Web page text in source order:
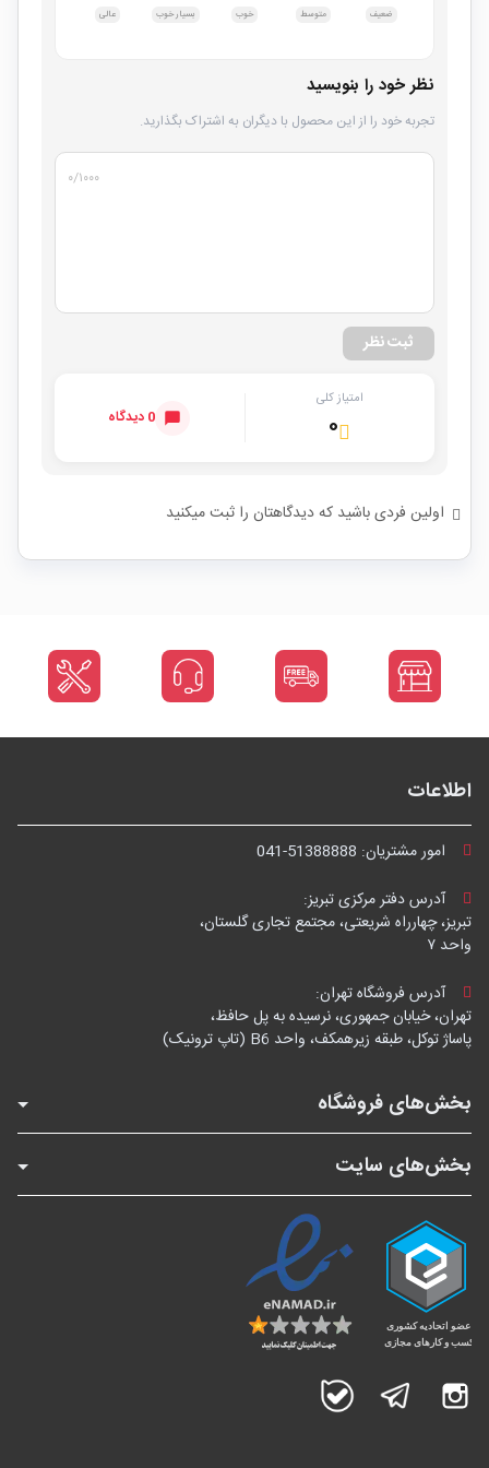
ضعیف متوسط خوب بسیار خوب عالی
نظر خود را بنویسید
تجربه خود را از این محصول با دیگران به اشتراک بگذارید.
۰/۱۰۰۰
ثبت نظر
امتیاز کلی
۰ 0 دیدگاه
اولین فردی باشید که دیدگاهتان را ثبت میکنید
اطلاعات
امور مشتریان: 041-51388888
آدرس دفتر مرکزی تبریز:
تبریز، چهارراه شریعتی، مجتمع تجاری گلستان،
واحد ۷
آدرس فروشگاه تهران:
تهران، خیابان جمهوری، نرسیده به پل حافظ،
پاساژ توکل، طبقه زیرهمکف، واحد B6 (تاپ ترونیک)
بخش‌های فروشگاه
بخش‌های سایت
اینستاگرام تلگرام